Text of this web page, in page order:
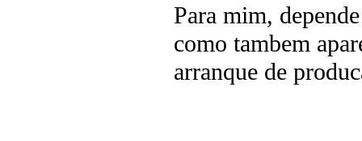
Para mim,
como tambem
arranque de